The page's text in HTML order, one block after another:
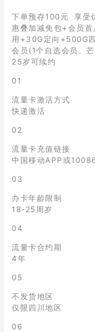
下单预存100元 享受
惠叠加减免包+会员
用+30G定向+500G
会员(1个自选会员、
25岁可续约
01
流量卡激活方式
快递激活
02
流量卡充值链接
中国移动APP或
03
办卡年龄限制
18-25周岁
04
流量卡合约期
4年
05
不发货地区
仅限四川地区
06